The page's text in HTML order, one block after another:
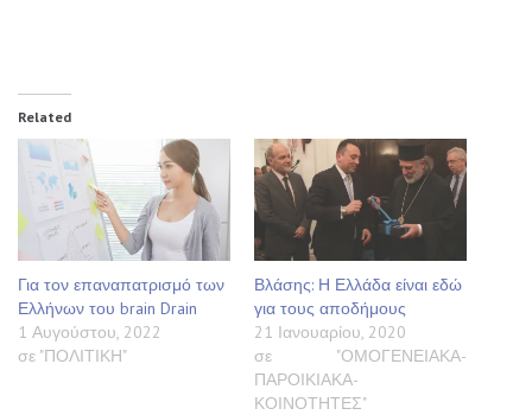
Related
Για τον επαναπατρισμό των
Ελλήνων του brain Drain
1 Αυγούστου, 2022
σε "ΠΟΛΙΤΙΚΗ"
Βλάσης: Η Ελλάδα είναι εδώ
για τους αποδήμους
21 Ιανουαρίου, 2020
σε "ΟΜΟΓΕΝΕΙΑΚΑ-
ΠΑΡΟΙΚΙΑΚΑ-
ΚΟΙΝΟΤΗΤΕΣ"